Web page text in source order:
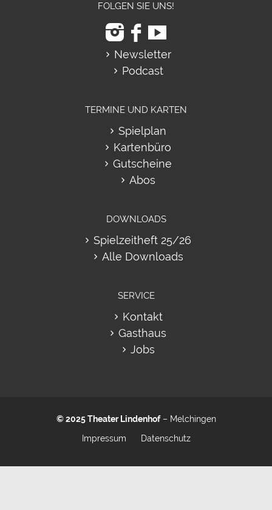
FOLGEN SIE UNS!
Newsletter
Podcast
TERMINE UND KARTEN
Spielplan
Kartenbüro
Gutscheine
Abos
DOWNLOADS
Spielzeitheft 25/26
Alle Downloads
SERVICE
Kontakt
Gasthaus
Jobs
© 2025Theater Lindenhof– Melchingen
Impressum
Datenschutz